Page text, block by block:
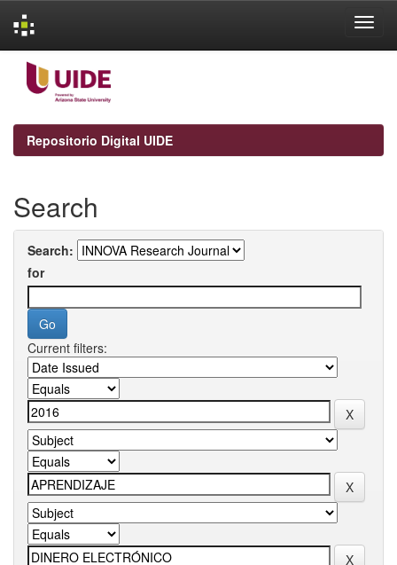
navigation
Repositorio Digital UIDE
Search
Search:
for
Current filters: